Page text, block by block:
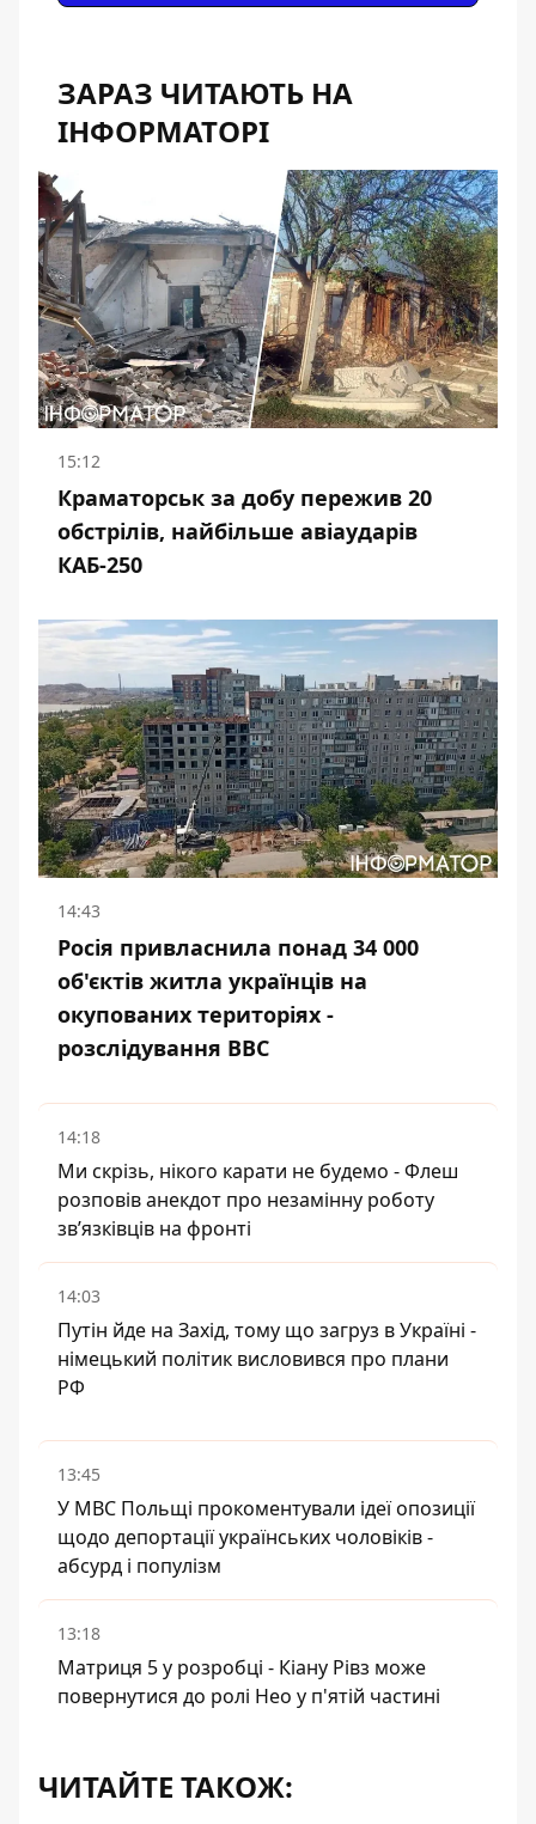
ЗАРАЗ ЧИТАЮТЬ НА
ІНФОРМАТОРІ
15:12
Краматорськ за добу пережив 20
обстрілів, найбільше авіаударів
КАБ-250
14:43
Росія привласнила понад 34 000
об'єктів житла українців на
окупованих територіях -
розслідування BBC
14:18
Ми скрізь, нікого карати не будемо - Флеш
розповів анекдот про незамінну роботу
зв’язківців на фронті
14:03
Путін йде на Захід, тому що загруз в Україні -
німецький політик висловився про плани
РФ
13:45
У МВС Польщі прокоментували ідеї опозиції
щодо депортації українських чоловіків -
абсурд і популізм
13:18
Матриця 5 у розробці - Кіану Рівз може
повернутися до ролі Нео у п'ятій частині
ЧИТАЙТЕ ТАКОЖ: